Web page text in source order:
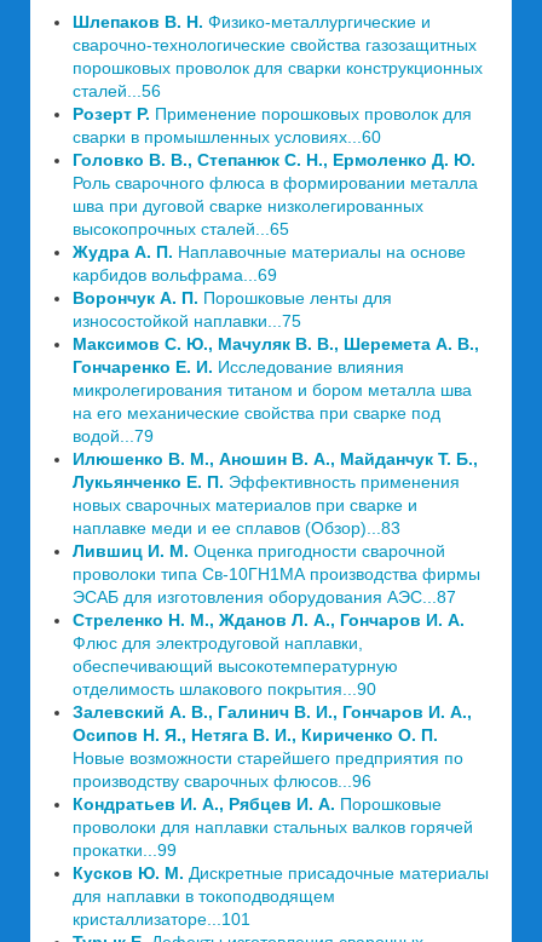
Шлепаков В. Н. Физико-металлургические и
сварочно-технологические свойства газозащитных
порошковых проволок для сварки конструкционных
сталей...56
Розерт Р. Применение порошковых проволок для
сварки в промышленных условиях...60
Головко В. В., Степанюк С. Н., Ермоленко Д. Ю.
Роль сварочного флюса в формировании металла
шва при дуговой сварке низколегированных
высокопрочных сталей...65
Жудра А. П. Наплавочные материалы на основе
карбидов вольфрама...69
Ворончук А. П. Порошковые ленты для
износостойкой наплавки...75
Максимов С. Ю., Мачуляк В. В., Шеремета А. В.,
Гончаренко Е. И. Исследование влияния
микролегирования титаном и бором металла шва
на его механические свойства при сварке под
водой...79
Илюшенко В. М., Аношин В. А., Майданчук Т. Б.,
Лукьянченко Е. П. Эффективность применения
новых сварочных материалов при сварке и
наплавке меди и ее сплавов (Обзор)...83
Лившиц И. М. Оценка пригодности сварочной
проволоки типа Св-10ГН1МА производства фирмы
ЭСАБ для изготовления оборудования АЭС...87
Стреленко Н. М., Жданов Л. А., Гончаров И. А.
Флюс для электродуговой наплавки,
обеспечивающий высокотемпературную
отделимость шлакового покрытия...90
Залевский А. В., Галинич В. И., Гончаров И. А.,
Осипов Н. Я., Нетяга В. И., Кириченко О. П.
Новые возможности старейшего предприятия по
производству сварочных флюсов...96
Кондратьев И. А., Рябцев И. А. Порошковые
проволоки для наплавки стальных валков горячей
прокатки...99
Кусков Ю. М. Дискретные присадочные материалы
для наплавки в токоподводящем
кристаллизаторе...101